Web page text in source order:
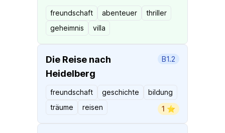
freundschaft abenteuer
thriller
geheimnis
villa
Die Reise nach
Heidelberg
B1.2
freundschaft geschichte
bildung
träume
reisen 1 ⭐️